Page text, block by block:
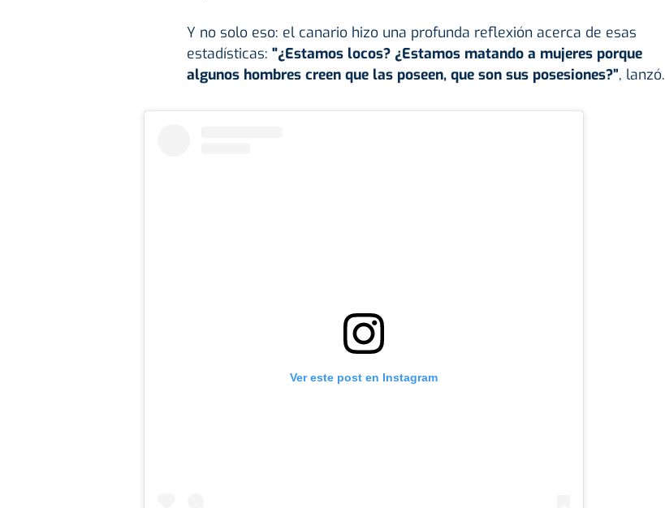
Y no solo eso: el canario hizo una profunda reflexión acerca de esas
estadísticas: "¿Estamos locos? ¿Estamos matando a mujeres porque
algunos hombres creen que las poseen, que son sus posesiones?”, lanzó.
Ver este post en Instagram